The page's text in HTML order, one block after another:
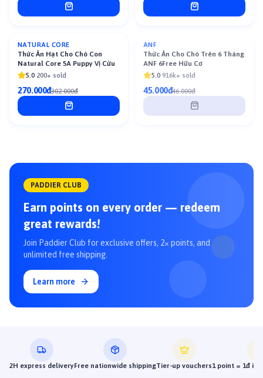
-11%
NATURAL CORE
Thức Ăn Hạt Cho Chó Con
Natural Core 5A Puppy Vị Cừu
5.0·200+ sold
270.000đ302.000đ
Sold out
ANF
Thức Ăn Cho Chó Trên 6 Tháng
ANF 6Free Hữu Cơ
5.0·916k+ sold
45.000đ46.000đ
PADDIER CLUB
Earn points on every order — redeem
great rewards!
Join Paddier Club for exclusive offers, 2× points, and
unlimited free shipping.
Learn more
2H express deliveryFree nationwide shippingTier-up vouchers1 point = 1đ